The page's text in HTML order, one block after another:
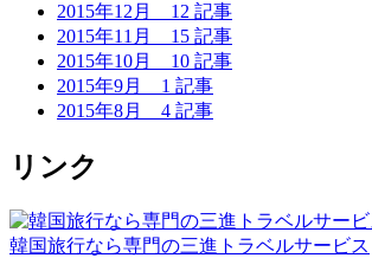
2015年12月 12 記事
2015年11月 15 記事
2015年10月 10 記事
2015年9月 1 記事
2015年8月 4 記事
リンク
韓国旅行なら専門の三進トラベルサービス